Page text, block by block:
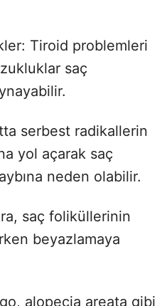
Tiroid problemleri
saç
serbest radikallerin
yol açarak saç
neden olabilir.
saç foliküllerinin
beyazlamaya
alopecia areata gibi